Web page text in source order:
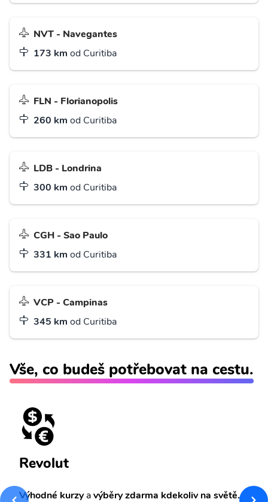
NVT - Navegantes
173 km od Curitiba
FLN - Florianopolis
260 km od Curitiba
LDB - Londrina
300 km od Curitiba
CGH - Sao Paulo
331 km od Curitiba
VCP - Campinas
345 km od Curitiba
Vše, co budeš potřebovat na cestu.
Revolut
Výhodné kurzyavýběry zdarma kdekoliv na světě.